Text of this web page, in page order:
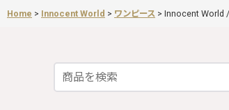
Home > Innocent World > ワンピース > Innocent World /